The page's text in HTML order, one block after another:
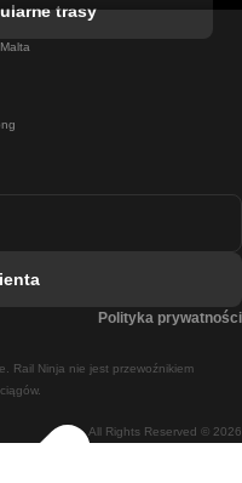
trasy
All Rights Reserved © 2026
Rail Ninja nie jest przewoźnikiem
Polityka prywatności